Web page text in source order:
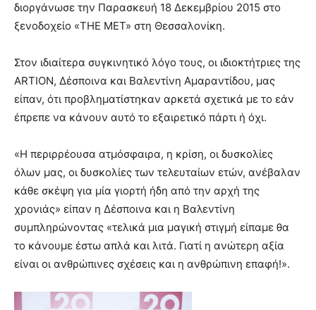
διοργάνωσε την Παρασκευή 18 Δεκεμβρίου 2015 στο
ξενοδοχείο «THE MET» στη Θεσσαλονίκη.
Στον ιδιαίτερα συγκινητικό λόγο τους, οι ιδιοκτήτριες της
ARTIOΝ, Δέσποινα και Βαλεντίνη Αμαραντίδου, μας
είπαν, ότι προβληματίστηκαν αρκετά σχετικά με το εάν
έπρεπε να κάνουν αυτό το εξαιρετικό πάρτι ή όχι.
«Η περιρρέουσα ατμόσφαιρα, η κρίση, οι δυσκολίες
όλων μας, οι δυσκολίες των τελευταίων ετών, ανέβαλαν
κάθε σκέψη για μία γιορτή ήδη από την αρχή της
χρονιάς» είπαν η Δέσποινα και η Βαλεντίνη
συμπληρώνοντας «τελικά μια μαγική στιγμή είπαμε θα
το κάνουμε έστω απλά και λιτά. Γιατί η ανώτερη αξία
είναι οι ανθρώπινες σχέσεις και η ανθρώπινη επαφή!».